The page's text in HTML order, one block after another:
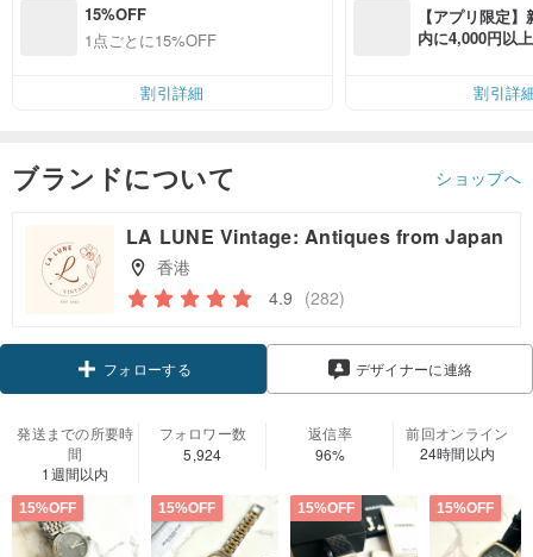
15%OFF
1点ごとに15%OFF
割引詳細
【アプリ限定
内に4,000円以
割引詳
ブランドについて ショップへ
LA LUNE Vintage: Antiques from Japan
香港
4.9 (282)
フォローする デザイナーに連絡
発送までの所要時
間
1週間以内
フォロワー数
5,924
返信率
96%
前回オンライン
24時間以内
15%OFF 15%OFF 15%OFF 15%OFF